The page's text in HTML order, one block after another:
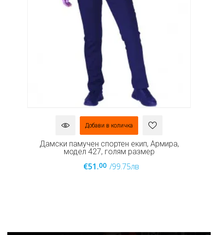
Добави в количка
Дамски памучен спортен екип, Армира,
модел 427, голям размер
€51.00 /99.75лв